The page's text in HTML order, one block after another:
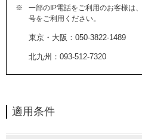
※
一部のIP電話をご利用のお客様は
号をご利用ください。
東京・大阪 050-3822-1489
北九州 093-512-7320
適用条件